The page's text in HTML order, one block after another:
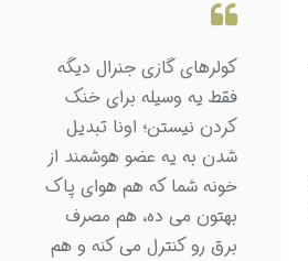
کولرهای گازی جنرال دیگه
فقط یه وسیله برای خنک
کردن نیستن؛ اونا تبدیل
شدن به یه عضو هوشمند از
خونه شما که هم هوای پاک
بهتون می ده، هم مصرف
برق رو کنترل می کنه و هم